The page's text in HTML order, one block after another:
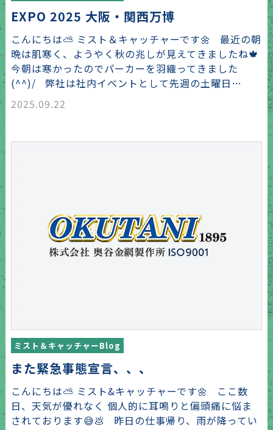
EXPO 2025 大阪・関西万博
こんにちは⛅ ミスト＆キャッチャーです🌼 最近の朝
晩は肌寒く、ようやく秋の兆しが見えてきましたね🍁
今朝は寒かったのでパーカーを羽織ってきました
(^^)/ 弊社は社内イベントとして先週の土曜日…
2025.09.22
ミスト＆キャッチャーBlog
また緊急事態宣言、、、
こんにちは⛅ ミスト&キャッチャーです🌼 ここ数
日、天気が優れなく 個人的に耳鳴りと偏頭痛に悩ま
されております😅💩 昨日の仕事帰り、雨が降ってい